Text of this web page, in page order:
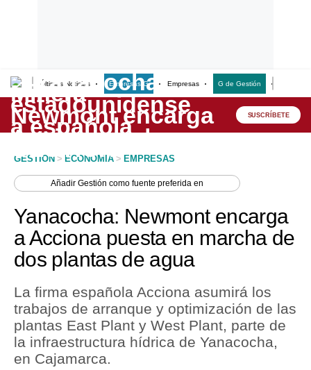
Últimas Noticias Empresas G Empresas G de Gestión
Lo último
Peru Quiosco
Economía
Mercados
Política
Tu Dinero
Finanzas Personales
SUSCRÍBETE
GESTION > ECONOMIA > EMPRESAS
AñadirGestión como fuente preferida en
Yanacocha: Newmont encarga
a Acciona puesta en marcha de
dos plantas de agua
La firma española Acciona asumirá los
trabajos de arranque y optimización de las
plantas East Plant y West Plant, parte de
la infraestructura hídrica de Yanacocha,
en Cajamarca.